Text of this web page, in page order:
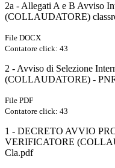
2a - Allegati A e B Avviso
(COLLAUDATORE)
File DOCX
Contatore click: 43
2 - Avviso di Selezione
(COLLAUDATORE) -
File PDF
Contatore click: 43
1 - DECRETO AVVIO
VERIFICATORE
Cla.pdf